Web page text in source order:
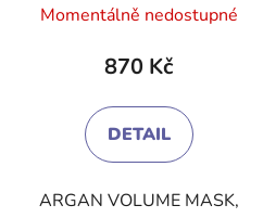
hodnocení
produktu
4,2
z
hvězdiček.
Momentálně nedostupné
870 Kč
DETAIL
ARGAN VOLUME MASK,